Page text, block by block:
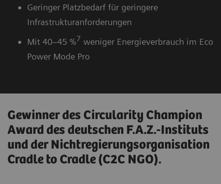
Geringer Platzbedarf für geringere
Infrastrukturanforderungen
Mit 40–45 %7 weniger Energieverbrauch im Eco
Power Mode Pro
Gewinner des Circularity Champion
Award des deutschen F.A.Z.-Instituts
und der Nichtregierungsorganisation
Cradle to Cradle (C2C NGO).